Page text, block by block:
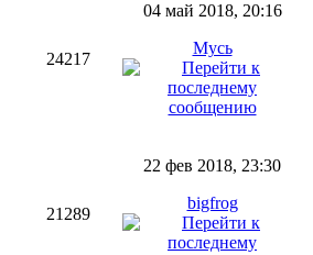
24217
04 май 2018, 20:16
Мусь
21289
22 фев 2018, 23:30
bigfrog